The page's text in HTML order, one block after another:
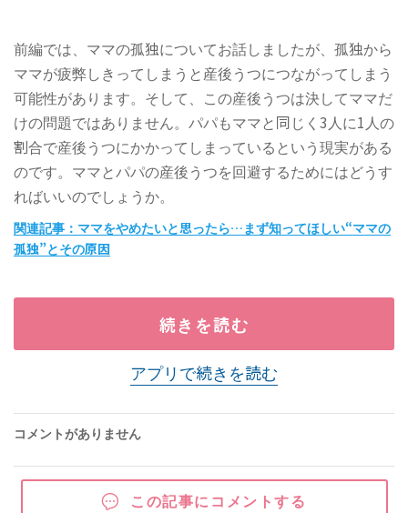
前編では、ママの孤独についてお話しましたが、孤独から
ママが疲弊しきってしまうと産後うつにつながってしまう
可能性があります。そして、この産後うつは決してママだ
けの問題ではありません。パパもママと同じく3人に1人の
割合で産後うつにかかってしまっているという現実がある
のです。ママとパパの産後うつを回避するためにはどうす
ればいいのでしょうか。
関連記事：ママをやめたいと思ったら…まず知ってほしい“ママの
孤独”とその原因
続きを読む
アプリで続きを読む
コメントがありません
この記事にコメントする